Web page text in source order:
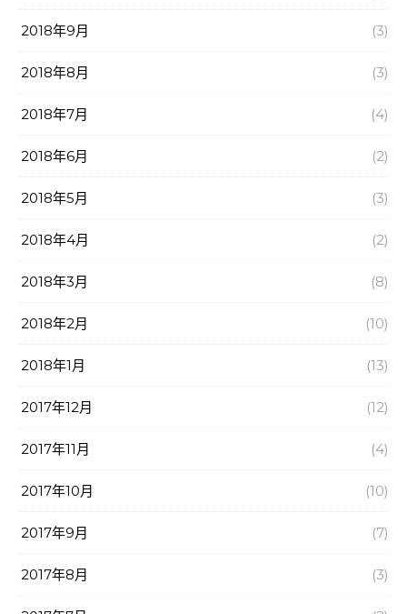
2018年9月 (3)
2018年8月 (3)
2018年7月 (4)
2018年6月 (2)
2018年5月 (3)
2018年4月 (2)
2018年3月 (8)
2018年2月 (10)
2018年1月 (13)
2017年12月 (12)
2017年11月 (4)
2017年10月 (10)
2017年9月 (7)
2017年8月 (3)